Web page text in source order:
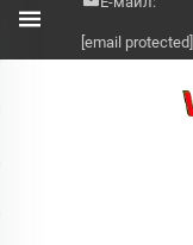
[email protected]